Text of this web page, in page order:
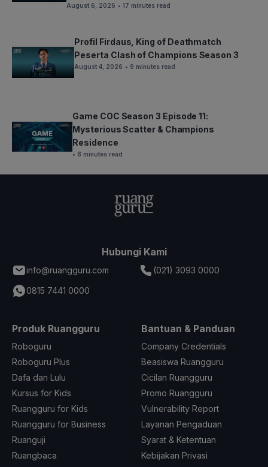
August 6, 2026 • 17 minutes read
Profil Firdaus, King of Deathmatch
Peserta Clash of Champions Season 3
August 4, 2026 • 9 minutes read
Game COC Season 3 Episode 11:
Mysterious Scatter & Champions
Residence
• 8 minutes read
Hubungi Kami
info@ruangguru.com
(021) 3093 0000
0815 7441 0000
Produk Ruangguru
Roboguru
Roboguru Plus
Dafa dan Lulu
Kursus for Kids
Ruangguru for Kids
Ruangguru for Business
Ruanguji
Ruangbaca
Bantuan & Panduan
Company Credentials
Beasiswa Ruangguru
Cicilan Ruangguru
Promo Ruangguru
Vulnerability Report
Layanan Pengaduan
Syarat & Ketentuan
Kebijakan Privasi